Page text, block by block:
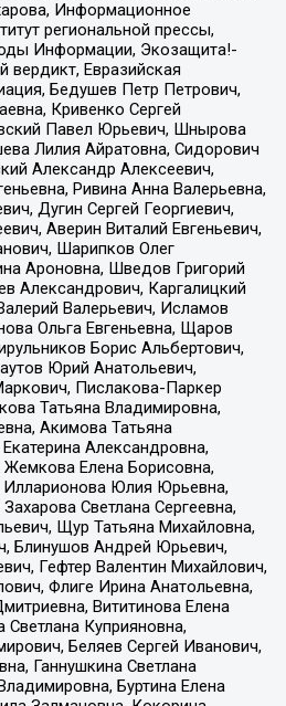
Информационное
региональной прессы,
Информации, Экозащита!-
Евразийская
Бедушев Петр Петрович,
Кривенко Сергей
Павел Юрьевич, Шнырова
Лилия Айратовна, Сидорович
Александр Алексеевич,
Ривина Анна Валерьевна,
Дугин Сергей Георгиевич,
Аверин Виталий Евгеньевич,
Шарипков Олег
Ароновна, Шведов Григорий
Александрович, Каргалицкий
Валерьевич, Исламов
Ольга Евгеньевна, Щаров
Борис Альбертович,
Юрий Анатольевич,
Пислакова-Паркер
Татьяна Владимировна,
Акимова Татьяна
Александровна,
Жемкова Елена Борисовна,
Юлия Юрьевна,
Светлана Сергеевна,
Щур Татьяна Михайловна,
Блинушов Андрей Юрьевич,
Гефтер Валентин Михайлович,
Флиге Ирина Анатольевна,
Вититинова Елена
Куприяновна,
Беляев Сергей Иванович,
Ганнушкина Светлана
Буртина Елена